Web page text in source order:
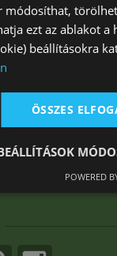
Nyereg
Díjlovas Wintec
Pro
499 000 Ft
módosíthat,
ezt az ablakot a
beállításokra
ÖSSZES
POWERED